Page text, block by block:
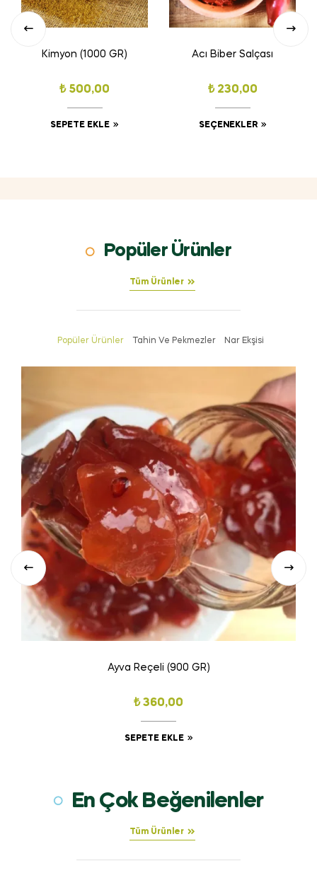
Kimyon (1000 GR)
₺500,00
SEPETE EKLE
Acı Biber Salçası
₺230,00
SEÇENEKLER
Popüler Ürünler
Tüm Ürünler
Popüler Ürünler Tahin Ve Pekmezler Nar Ekşisi
Ayva Reçeli (900 GR)
₺360,00
SEPETE EKLE
En Çok Beğenilenler
Tüm Ürünler